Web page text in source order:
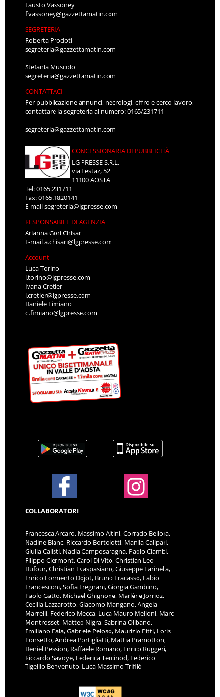
Fausto Vassoney
f.vassoney@gazzettamatin.com
SEGRETERIA
Roberta Prodoti
segreteria@gazzettamatin.com
Stefania Muscolo
segreteria@gazzettamatin.com
CONTATTACI
Per pubblicazione annunci, necrologi, offro e cerco lavoro,
contattare la segreteria al numero: 0165/231711
segreteria@gazzettamatin.com
CONCESSIONARIA DI PUBBLICITÀ
LG PRESSE S.R.L.
via Festaz, 52
11100 AOSTA
Tel: 0165.231711
Fax: 0165.1820141
E-mailsegreteria@lgpresse.com
RESPONSABILE DI AGENZIA
Arianna Gori Chisari
E-maila.chisari@lgpresse.com
Account
Luca Torino
l.torino@lgpresse.com
Ivana Cretier
i.cretier@lgpresse.com
Daniele Fimiano
d.fimiano@lgpresse.com
COLLABORATORI
Francesca Arcaro, Massimo Altini, Corrado Bellora,
Nadine Blanc, Riccardo Bortolotti, Manila Calipari,
Giulia Calisti, Nadia Camposaragna, Paolo Ciambi,
Filippo Clermont, Carol Di Vito, Christian Leo
Dufour, Christian Evaspasiano, Giuseppe Farinella,
Enrico Formento Dojot, Bruno Fracasso, Fabio
Francesconi, Sofia Fregnani, Giorgia Gambino,
Paolo Gatto, Michael Ghignone, Marlène Jorrioz,
Cecilia Lazzarotto, Giacomo Mangano, Angela
Marrelli, Federico Mecca, Luca Mauro Melloni, Marc
Montrosset, Matteo Nigra, Sabrina Olibano,
Emiliano Pala, Gabriele Peloso, Maurizio Pitti, Loris
Ponsetto, Andrea Portigliatti, Mattia Pramotton,
Deniel Pession, Raffaele Romano, Enrico Ruggeri,
Riccardo Savoye, Federica Tercinod, Federico
Tigellio Benvenuto, Luca Massimo Trifilò